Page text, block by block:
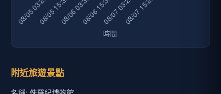
附近旅遊景點